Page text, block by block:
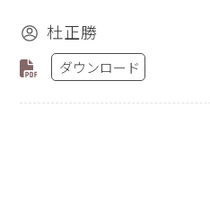
杜正勝
ダウンロード